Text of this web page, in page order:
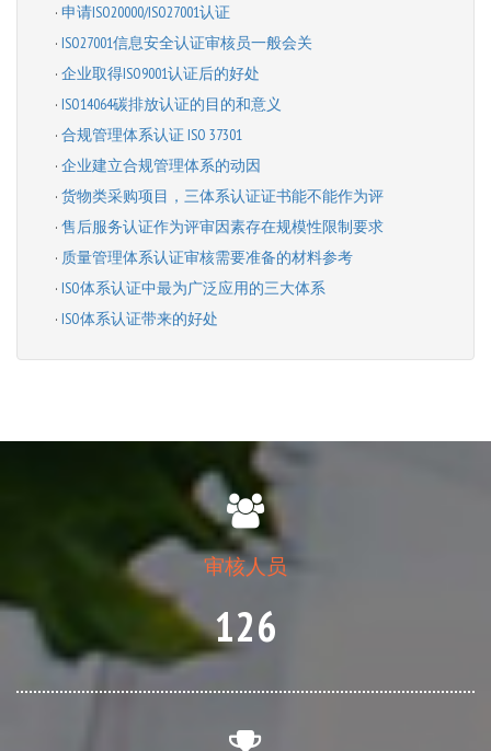
· 申请ISO20000/ISO27001认证
· ISO27001信息安全认证审核员一般会关
· 企业取得ISO9001认证后的好处
· ISO14064碳排放认证的目的和意义
· 合规管理体系认证 ISO 37301
· 企业建立合规管理体系的动因
· 货物类采购项目，三体系认证证书能不能作为评
· 售后服务认证作为评审因素存在规模性限制要求
· 质量管理体系认证审核需要准备的材料参考
· ISO体系认证中最为广泛应用的三大体系
· ISO体系认证带来的好处
审核人员
126